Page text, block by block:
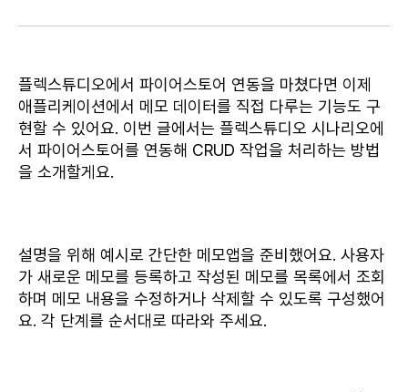
플렉스튜디오에서 파이어스토어 연동을 마쳤다면 이제
애플리케이션에서 메모 데이터를 직접 다루는 기능도 구
현할 수 있어요. 이번 글에서는 플렉스튜디오 시나리오에
서 파이어스토어를 연동해 CRUD 작업을 처리하는 방법
을 소개할게요.
설명을 위해 예시로 간단한 메모앱을 준비했어요. 사용자
가 새로운 메모를 등록하고 작성된 메모를 목록에서 조회
하며 메모 내용을 수정하거나 삭제할 수 있도록 구성했어
요. 각 단계를 순서대로 따라와 주세요.